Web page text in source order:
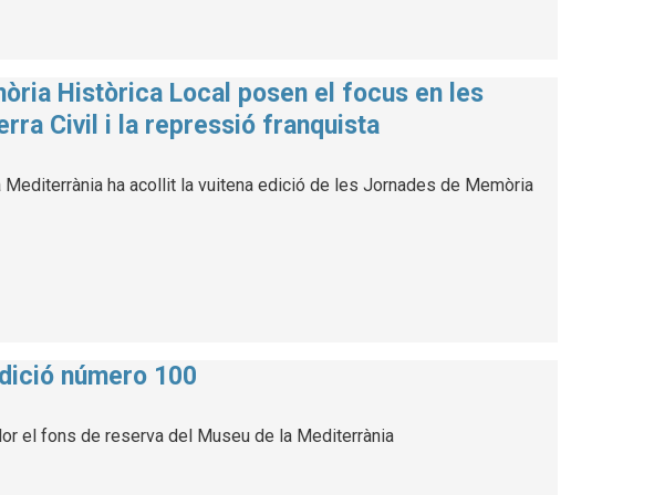
Històrica Local posen el focus en les
Civil i la repressió franquista
Mediterrània ha acollit la vuitena edició de les Jornades de Memòria
número 100
el fons de reserva del Museu de la Mediterrània